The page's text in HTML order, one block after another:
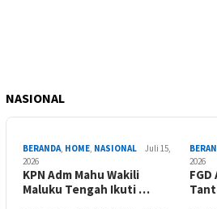
NASIONAL
BERANDA, HOME, NASIONAL
Juli 15,
2026
KPN Adm Mahu Wakili
Maluku Tengah Ikuti …
2026